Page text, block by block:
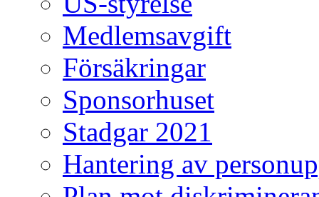
Medlemsavgift
Försäkringar
Sponsorhuset
Stadgar 2021
Hantering av